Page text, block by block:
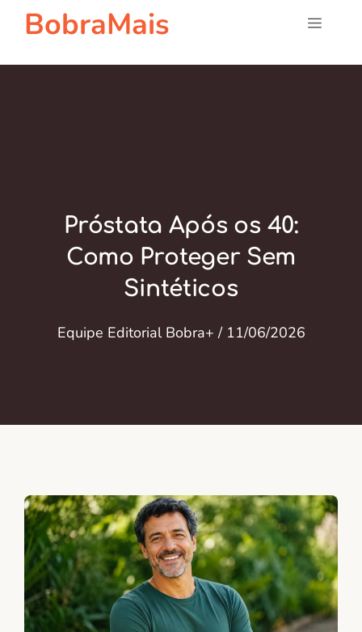
Pular
paraBobraMais Menu
Próstata Após os 40:
Como Proteger Sem
Sintéticos
Equipe Editorial Bobra+ / 11/06/2026